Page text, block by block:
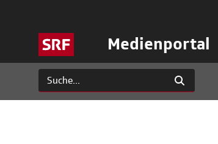
Medienportal